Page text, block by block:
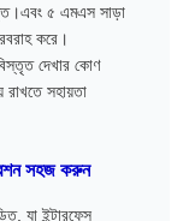
৫ এমএস সাড়া
করে।
দেখার কোণ
রাখতে সহায়তা
সহজ করুন
যা ইন্টারফেস